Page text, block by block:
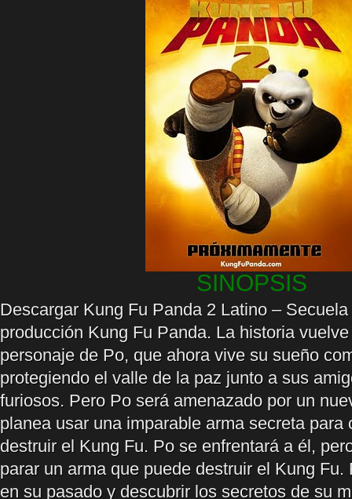
SINOPSIS
Descargar Kung Fu Panda 2 Latino –
producción Kung Fu Panda. La historia
personaje de Po, que ahora vive su sueño
protegiendo el valle de la paz junto a sus
furiosos. Pero Po será amenazado por un
planea usar una imparable arma secreta para
destruir el Kung Fu. Po se enfrentará a él,
parar un arma que puede destruir el Kung Fu.
en su pasado y descubrir los secretos de su